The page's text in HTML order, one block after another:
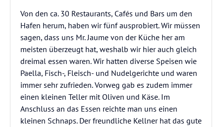
Von den ca. 30 Restaurants, Cafés und Bars um den
Hafen herum, haben wir fünf ausprobiert. Wir müssen
sagen, dass uns Mr. Jaume von der Küche her am
meisten überzeugt hat, weshalb wir hier auch gleich
dreimal essen waren. Wir hatten diverse Speisen wie
Paella, Fisch-, Fleisch- und Nudelgerichte und waren
immer sehr zufrieden. Vorweg gab es zudem immer
einen kleinen Teller mit Oliven und Käse. Im
Anschluss an das Essen reichte man uns einen
kleinen Schnaps. Der freundliche Kellner hat das gute